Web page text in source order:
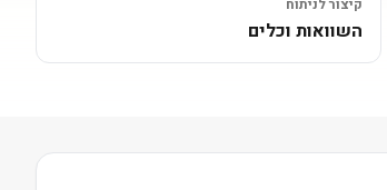
קיצור לניתוח
השוואות וכלים